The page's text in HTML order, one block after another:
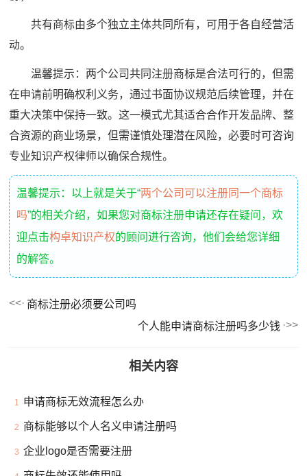
共有商标由多个独立主体共同所有，可用于各自经营活
动。
温馨提示：两个公司共同注册商标是合法可行的，但需
在申请前明确权利义务，通过书面协议规范后续管理，并在
重大决策中保持一致。这一模式尤其适合合作开发品牌、整
合资源的商业场景，但需谨慎处理潜在风险，必要时可咨询
专业知识产权律师以确保合规性。
温馨提示：以上就是关于“两个公司可以注册同一个商标
吗”的相关介绍，如果您对商标注册申请还存在疑问，欢
迎点击构卓知识产权的顾问进行咨询，他们会给您详细
的解答。
商标注册必须要公司吗
个人能申请商标注册吗多少钱
相关内容
1 申请商标无效流程怎么办
2 商标能够以个人名义申请注册吗
3 企业logo是否需要注册